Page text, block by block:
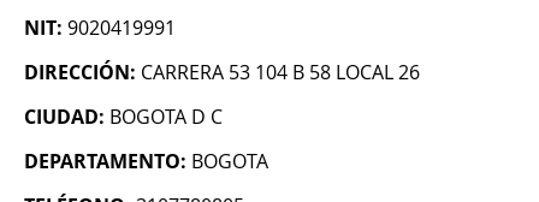
NIT: 9020419991
DIRECCIÓN: CARRERA 53 104 B 58 LOCAL 26
CIUDAD: BOGOTA D C
DEPARTAMENTO: BOGOTA